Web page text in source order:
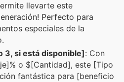
llevarte este
Perfecto para
especiales de la
3, si está disponible]: Con
o $[Cantidad], este [Tipo
fantástica para [beneficio